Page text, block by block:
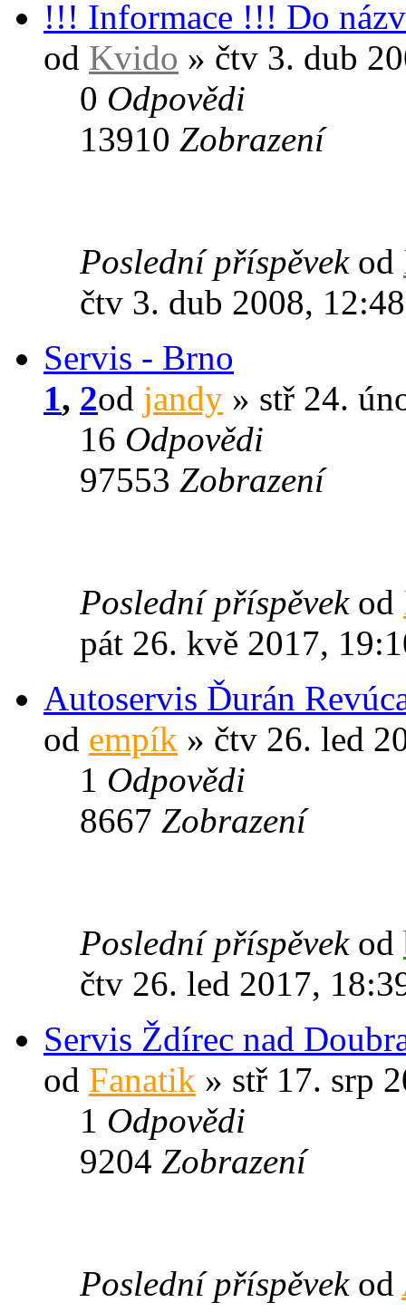
!!! Informace !!! Do
od Kvido » čtv 3. dub
0 Odpovědi
13910 Zobrazení
Poslední příspěvek od
čtv 3. dub 2008, 12:48
Servis - Brno
1, 2od jandy » stř 24.
16 Odpovědi
97553 Zobrazení
Poslední příspěvek od
pát 26. kvě 2017,
Autoservis Ďurán
od empík » čtv 26. led
1 Odpovědi
8667 Zobrazení
Poslední příspěvek od
čtv 26. led 2017,
Servis Ždírec nad
od Fanatik » stř 17. srp
1 Odpovědi
9204 Zobrazení
Poslední příspěvek od